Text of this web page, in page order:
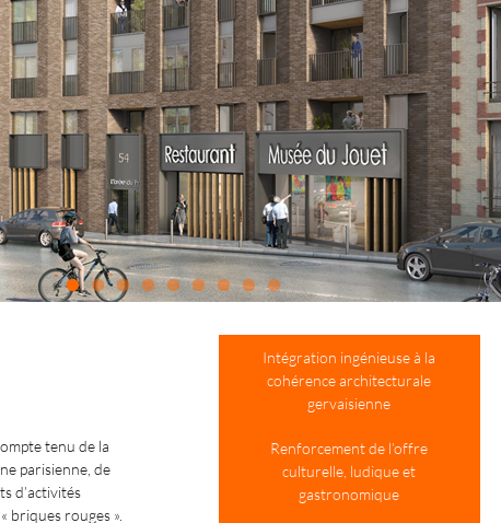
tenu de la
parisienne, de
d’activités
briques rouges ».
Intégration ingénieuse à la
cohérence architecturale
gervaisienne
Renforcement de l’offre
culturelle, ludique et
gastronomique